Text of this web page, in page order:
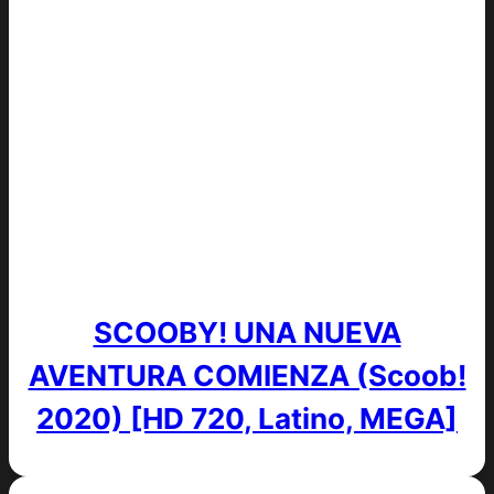
SCOOBY! UNA NUEVA
AVENTURA COMIENZA (Scoob!
2020) [HD 720, Latino, MEGA]